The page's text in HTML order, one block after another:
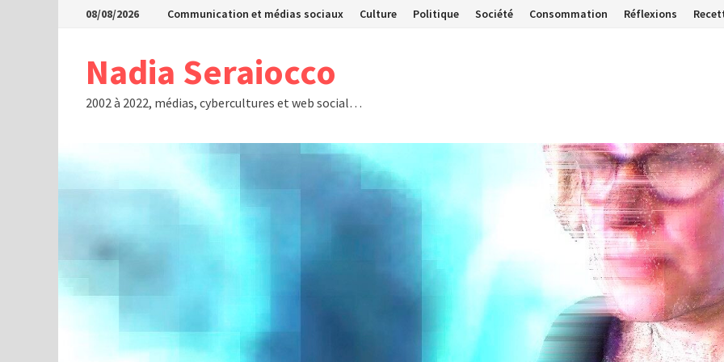
Passer08/08/2026 Communication et médias sociaux Culture Politique Société Consommation Réflexions
Nadia Seraiocco
2002 à 2022, médias, cybercultures et web social…